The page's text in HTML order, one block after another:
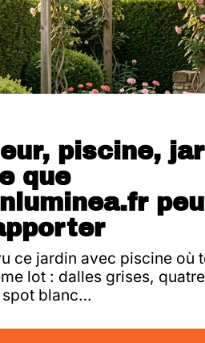
piscine,
que
ce jardin avec piscine où
lot : dalles grises,
blanc…